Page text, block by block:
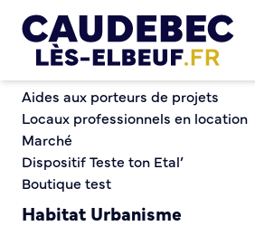
Repas intergénérationnel
Repas
Chèques-cadeaux municipaux –
Aides aux porteurs de projets
Locaux professionnels en location
Marché
Dispositif Teste ton Etal’
Boutique test
Habitat Urbanisme